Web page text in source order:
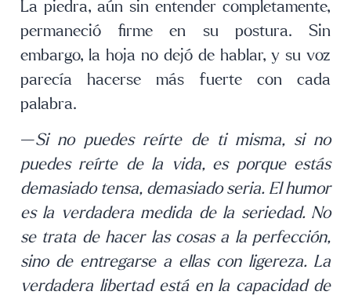
La piedra, aún sin entender completamente,
permaneció firme en su postura. Sin
embargo, la hoja no dejó de hablar, y su voz
parecía hacerse más fuerte con cada
palabra.
—Si no puedes reírte de ti misma, si no
puedes reírte de la vida, es porque estás
demasiado tensa, demasiado seria. El humor
es la verdadera medida de la seriedad. No
se trata de hacer las cosas a la perfección,
sino de entregarse a ellas con ligereza. La
verdadera libertad está en la capacidad de